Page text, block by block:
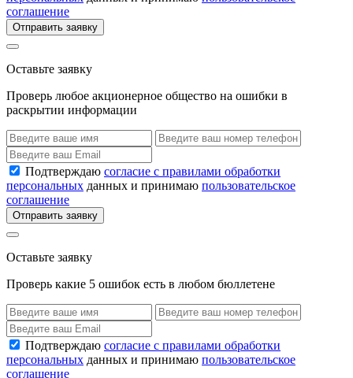
соглашение
Отправить заявку
Оставьте заявку
Проверь любое акционерное общество на ошибки в
раскрытии информации
Подтверждаю согласие с правилами обработки
персональных данных и принимаю пользовательское
соглашение
Отправить заявку
Оставьте заявку
Проверь какие 5 ошибок есть в любом бюллетене
Подтверждаю согласие с правилами обработки
персональных данных и принимаю пользовательское
соглашение